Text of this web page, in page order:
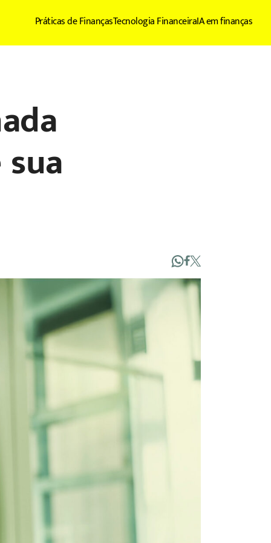
Práticas de FinançasTecnologia FinanceiraIA em finanças